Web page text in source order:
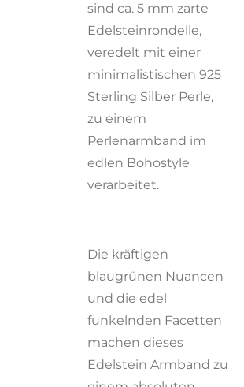
sind ca. 5 mm zarte
Edelsteinrondelle,
veredelt mit einer
minimalistischen 925
Sterling Silber Perle,
zu einem
Perlenarmband im
edlen Bohostyle
verarbeitet.
Die kräftigen
blaugrünen Nuancen
und die edel
funkelnden Facetten
machen dieses
Edelstein Armband zu